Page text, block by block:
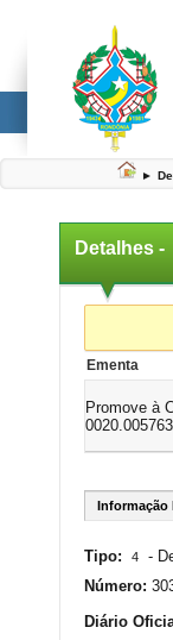
►
Detalhes -
▼
Ementa
Promove à
Informação
Tipo: 4 -
Número:
Diário